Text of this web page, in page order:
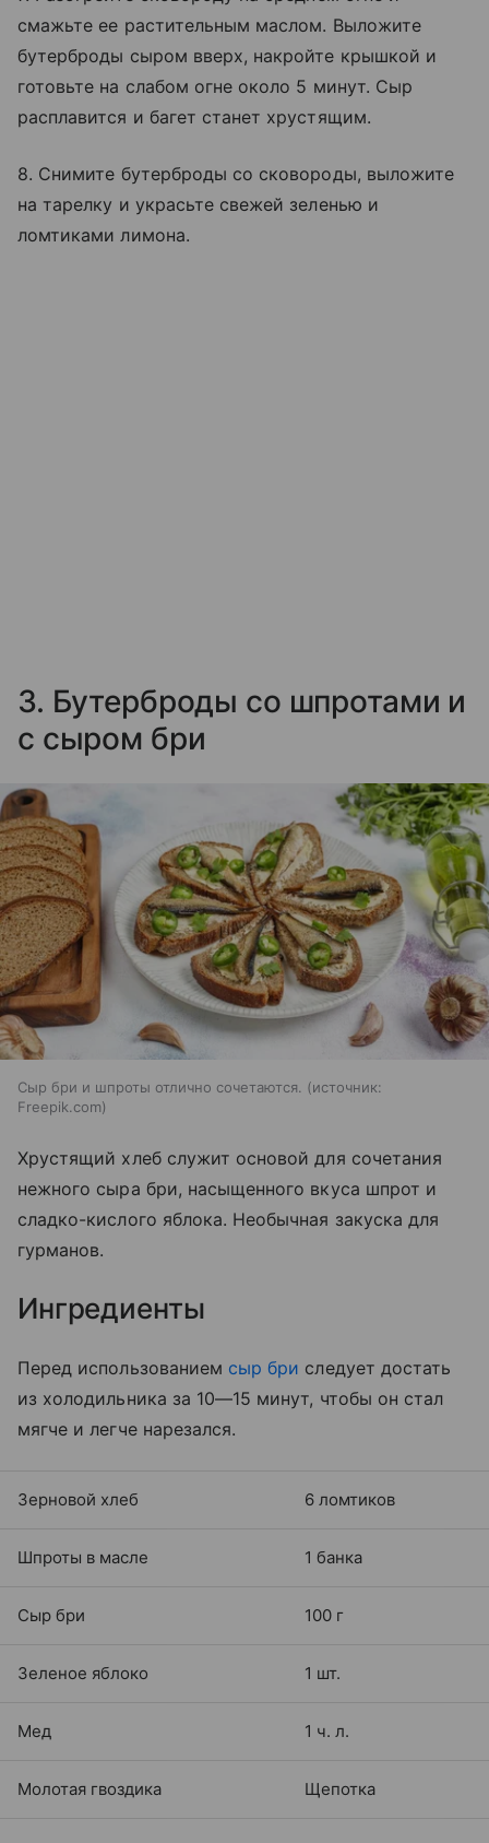
смажьте ее растительным маслом. Выложите
бутерброды сыром вверх, накройте крышкой и
готовьте на слабом огне около 5 минут. Сыр
расплавится и багет станет хрустящим.
8. Снимите бутерброды со сковороды, выложите
на тарелку и украсьте свежей зеленью и
ломтиками лимона.
3. Бутерброды со шпротами и
с сыром бри
Сыр бри и шпроты отлично сочетаются.
источник:
Freepik.com
Хрустящий хлеб служит основой для сочетания
нежного сыра бри, насыщенного вкуса шпрот и
сладко-кислого яблока. Необычная закуска для
гурманов.
Ингредиенты
Перед использованием сыр бри следует достать
из холодильника за 10—15 минут, чтобы он стал
мягче и легче нарезался.
Зерновой хлеб 6 ломтиков
Шпроты в масле 1 банка
Сыр бри 100 г
Зеленое яблоко 1 шт.
Мед 1 ч. л.
Молотая гвоздика Щепотка